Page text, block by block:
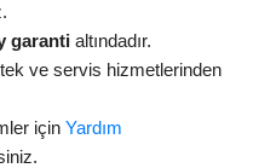
garanti altındadır.
ve servis hizmetlerinden
için Yardım